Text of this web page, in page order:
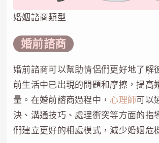
婚姻諮商類型
婚前諮商
婚前諮商可以幫助情侶們更好地了解
前生活中已出現的問題和摩擦，提高
量。在婚前諮商過程中， 心理師可以
決、溝通技巧、處理衝突等方面的指
們建立更好的相處模式，減少婚姻危